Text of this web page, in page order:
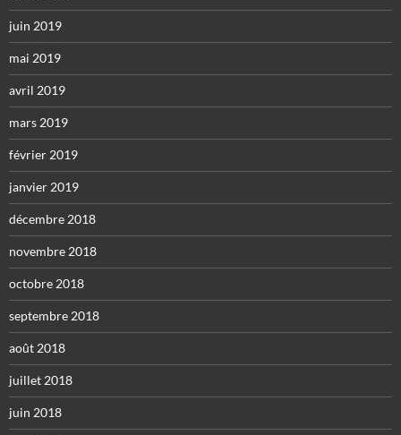
juin 2019
mai 2019
avril 2019
mars 2019
février 2019
janvier 2019
décembre 2018
novembre 2018
octobre 2018
septembre 2018
août 2018
juillet 2018
juin 2018